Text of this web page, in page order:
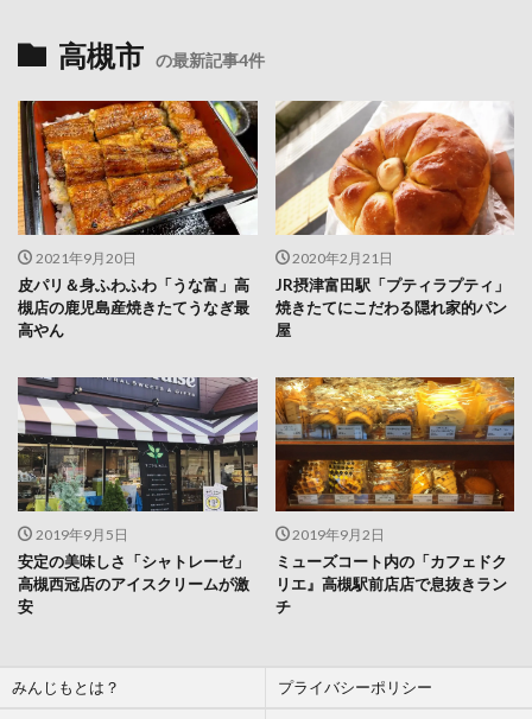
高槻市 の最新記事4件
2021年9月20日
皮パリ＆身ふわふわ「うな富」高
槻店の鹿児島産焼きたてうなぎ最
高やん
2020年2月21日
JR摂津富田駅「プティラプティ」
焼きたてにこだわる隠れ家的パン
屋
2019年9月5日
安定の美味しさ「シャトレーゼ」
高槻西冠店のアイスクリームが激
安
2019年9月2日
ミューズコート内の「カフェドク
リエ』高槻駅前店店で息抜きラン
チ
みんじもとは？ プライバシーポリシー